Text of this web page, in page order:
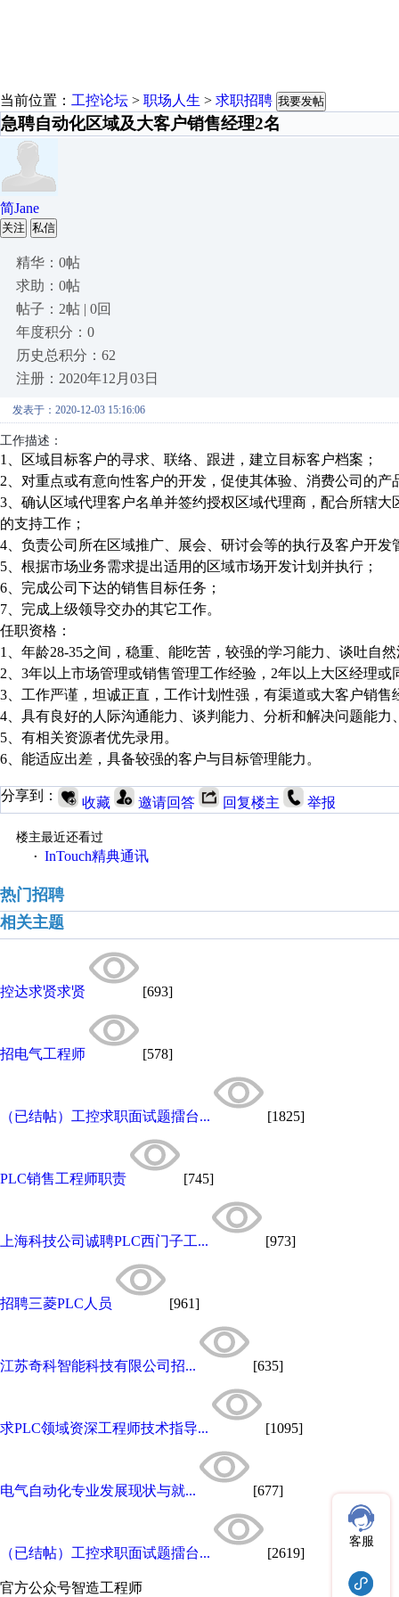
当前位置： 工控论坛 > 职场人生 > 求职招聘 我要发帖
急聘自动化区域及大客户销售经理2名
简Jane
关注 私信
精华：0帖
求助：0帖
帖子：2帖 | 0回
年度积分：0
历史总积分：62
注册：2020年12月03日
发表于：2020-12-03 15:16:06
工作描述：
1、区域目标客户的寻求、联络、跟进，建立目标客户档案；
2、对重点或有意向性客户的开发，促使其体验、消费公司的
3、确认区域代理客户名单并签约授权区域代理商，配合所辖
的支持工作；
4、负责公司所在区域推广、展会、研讨会等的执行及客户开发
5、根据市场业务需求提出适用的区域市场开发计划并执行；
6、完成公司下达的销售目标任务；
7、完成上级领导交办的其它工作。
任职资格：
1、年龄28-35之间，稳重、能吃苦，较强的学习能力、谈吐自
2、3年以上市场管理或销售管理工作经验，2年以上大区经理
3、工作严谨，坦诚正直，工作计划性强，有渠道或大客户销
4、具有良好的人际沟通能力、谈判能力、分析和解决问题能
5、有相关资源者优先录用。
6、能适应出差，具备较强的客户与目标管理能力。
分享到： 收藏 邀请回答 回复楼主 举报
楼主最近还看过
· InTouch精典通讯
热门招聘
相关主题
控达求贤求贤 [693]
招电气工程师 [578]
（已结帖）工控求职面试题擂台... [1825]
PLC销售工程师职责 [745]
上海科技公司诚聘PLC西门子工... [973]
招聘三菱PLC人员 [961]
江苏奇科智能科技有限公司招... [635]
求PLC领域资深工程师技术指导... [1095]
电气自动化专业发展现状与就... [677]
（已结帖）工控求职面试题擂台... [2619]
官方公众号智造工程师
客服